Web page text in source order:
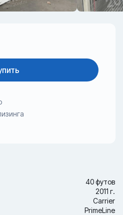
40 футов
2011 г.
Carrier
PrimeLine